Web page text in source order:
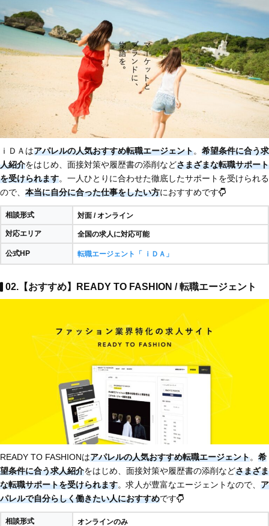
ｉＤＡはアパレルの人気おすすめ転職エージェント。 希望条件に合う求
人紹介をはじめ、面接対策や履歴書の添削などさまざまな転職サポート
を受けられます。一人ひとりに合わせた徹底したサポートを受けられる
ので、 本当に自分に合った仕事をしたい方におすすめです
相談形式 対面 / オンライン
対応エリア 全国の求人に対応可能
公式HP 転職エージェント「 ｉＤＡ」
02.【おすすめ】READY TO FASHION / 転職エージェント
READY TO FASHIONはアパレルの人気おすすめ転職エージェント。 希
望条件に合う求人紹介をはじめ、面接対策や履歴書の添削などさまざま
な転職サポートを受けられます。求人が豊富なエージェントなので、 ア
パレルで自分らしく働きたい人におすすめです
相談形式 オンラインのみ